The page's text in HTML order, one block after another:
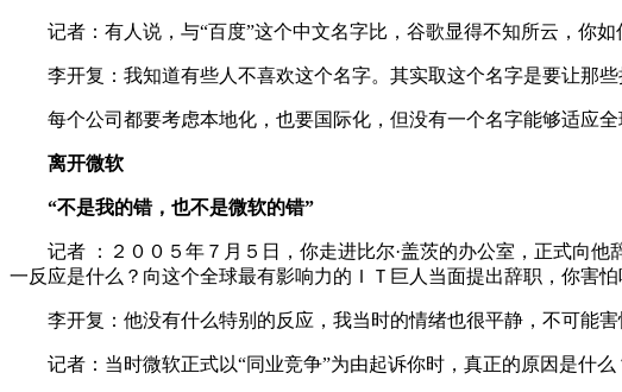
记者：有人说，与“百度”这个中文名字比，谷歌显得不知所云，你如
李开复：我知道有些人不喜欢这个名字。其实取这个名字是要让那些
每个公司都要考虑本地化，也要国际化，但没有一个名字能够适应全
离开微软
“不是我的错，也不是微软的错”
记者 ：２００５年７月５日，你走进比尔·盖茨的办公室，正式向他
一反应是什么？向这个全球最有影响力的ＩＴ巨人当面提出辞职，你害怕
李开复：他没有什么特别的反应，我当时的情绪也很平静，不可能害
记者：当时微软正式以“同业竞争”为由起诉你时，真正的原因是什么